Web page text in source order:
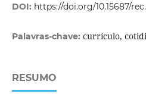
DOI: https://doi.org/10.15687/
Palavras-chave: currículo,
RESUMO